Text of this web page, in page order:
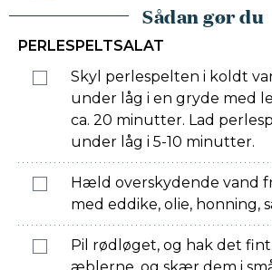
Sådan gør du
PERLESPELTSALAT
Skyl perlespelten i koldt
under låg i en gryde med
ca. 20 minutter. Lad
under låg i 5-10 minutter.
Hæld overskydende vand
med eddike, olie, honning,
Pil rødløget, og hak det fint.